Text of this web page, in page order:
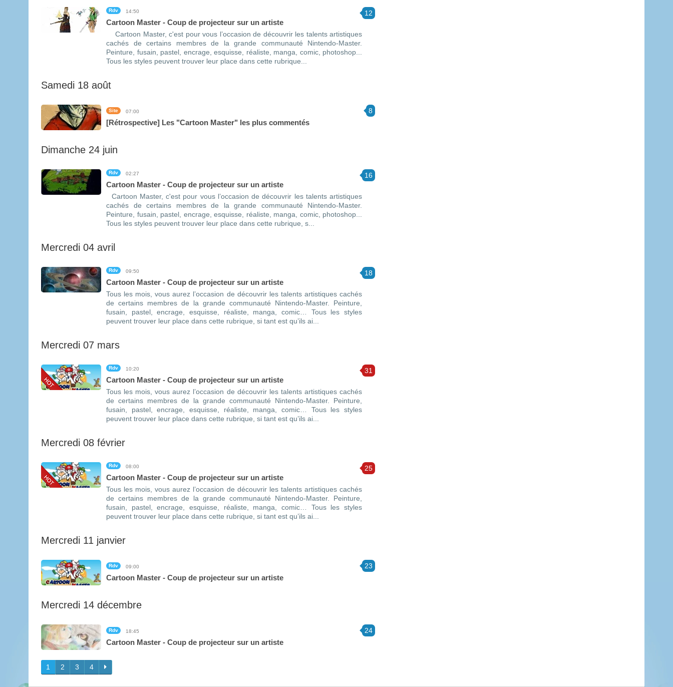
12
Rdv 14:50
Cartoon Master - Coup de projecteur sur un artiste
Cartoon Master, c'est pour vous l’occasion de découvrir les talents artistiques
cachés de certains membres de la grande communauté Nintendo-Master.
Peinture, fusain, pastel, encrage, esquisse, réaliste, manga, comic, photoshop...
Tous les styles peuvent trouver leur place dans cette rubrique...
Samedi 18 août
8
Site 07:00
[Rétrospective] Les "Cartoon Master" les plus commentés
Dimanche 24 juin
16
Rdv 02:27
Cartoon Master - Coup de projecteur sur un artiste
Cartoon Master, c'est pour vous l’occasion de découvrir les talents artistiques
cachés de certains membres de la grande communauté Nintendo-Master.
Peinture, fusain, pastel, encrage, esquisse, réaliste, manga, comic, photoshop...
Tous les styles peuvent trouver leur place dans cette rubrique, s...
Mercredi 04 avril
18
Rdv 09:50
Cartoon Master - Coup de projecteur sur un artiste
Tous les mois, vous aurez l’occasion de découvrir les talents artistiques cachés
de certains membres de la grande communauté Nintendo-Master. Peinture,
fusain, pastel, encrage, esquisse, réaliste, manga, comic… Tous les styles
peuvent trouver leur place dans cette rubrique, si tant est qu’ils ai...
Mercredi 07 mars
31
Rdv 10:20
Cartoon Master - Coup de projecteur sur un artiste
Tous les mois, vous aurez l’occasion de découvrir les talents artistiques cachés
de certains membres de la grande communauté Nintendo-Master. Peinture,
fusain, pastel, encrage, esquisse, réaliste, manga, comic… Tous les styles
peuvent trouver leur place dans cette rubrique, si tant est qu’ils ai...
Mercredi 08 février
25
Rdv 08:00
Cartoon Master - Coup de projecteur sur un artiste
Tous les mois, vous aurez l’occasion de découvrir les talents artistiques cachés
de certains membres de la grande communauté Nintendo-Master. Peinture,
fusain, pastel, encrage, esquisse, réaliste, manga, comic… Tous les styles
peuvent trouver leur place dans cette rubrique, si tant est qu’ils ai...
Mercredi 11 janvier
23
Rdv 09:00
Cartoon Master - Coup de projecteur sur un artiste
Mercredi 14 décembre
24
Rdv 18:45
Cartoon Master - Coup de projecteur sur un artiste
1 2 3 4